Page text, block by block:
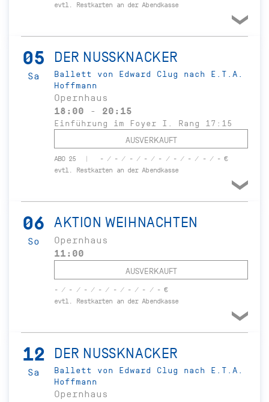
evtl. Restkarten an der Abendkasse
05
Sa
DER NUSSKNACKER
Ballett von Edward Clug nach E.T.A.
Hoffmann
Opernhaus
18:00 - 20:15
Einführung im Foyer I. Rang 17:15
AUSVERKAUFT
ABO 25
- / - / - / - / - / - / - / - / - €
evtl. Restkarten an der Abendkasse
06
So
AKTION WEIHNACHTEN
Opernhaus
11:00
AUSVERKAUFT
- / - / - / - / - / - / - / - €
evtl. Restkarten an der Abendkasse
12
Sa
DER NUSSKNACKER
Ballett von Edward Clug nach E.T.A.
Hoffmann
Opernhaus